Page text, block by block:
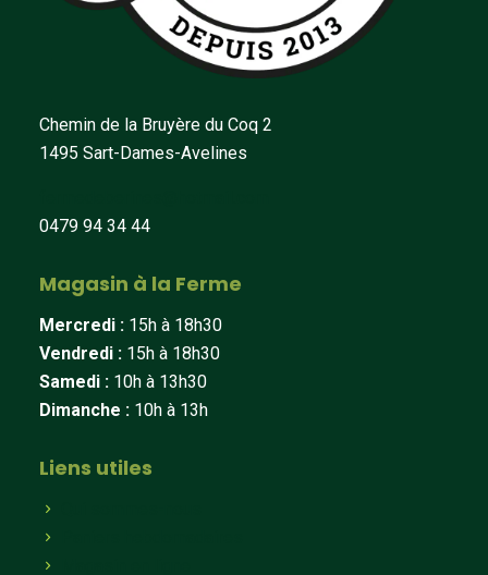
Chemin de la Bruyère du Coq 2
1495 Sart-Dames-Avelines
0479 94 34 44
Magasin à la Ferme
Mercredi : 15h à 18h30
Vendredi : 15h à 18h30
Samedi : 10h à 13h30
Dimanche : 10h à 13h
Liens utiles